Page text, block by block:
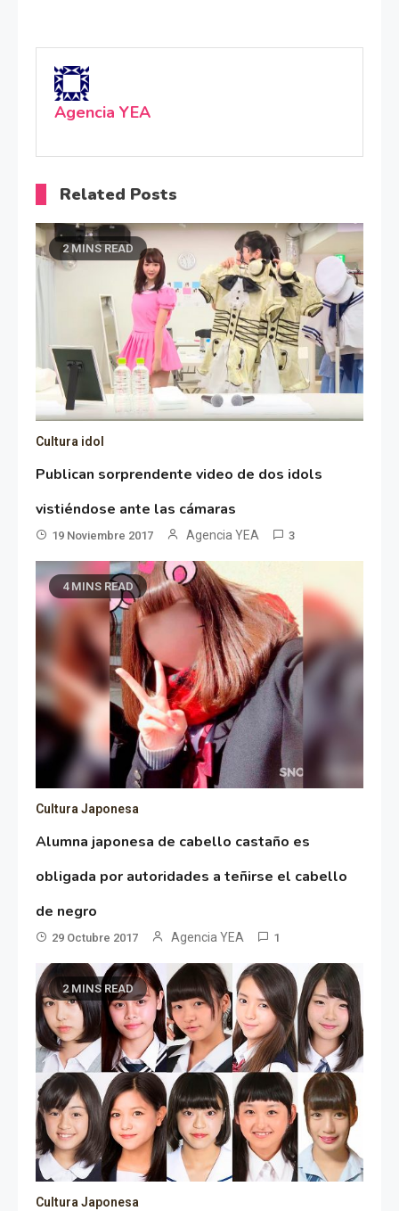
Agencia YEA
Related Posts
2 MINS READ
Cultura idol
Publican sorprendente video de dos idols
vistiéndose ante las cámaras
19 Noviembre 2017 Agencia YEA 3
4 MINS READ
Cultura Japonesa
Alumna japonesa de cabello castaño es
obligada por autoridades a teñirse el cabello
de negro
29 Octubre 2017 Agencia YEA 1
2 MINS READ
Cultura Japonesa